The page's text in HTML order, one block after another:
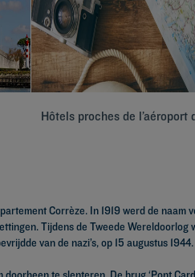
Hôtels proches de l’aéroport
Corrèze. In 1919 werd de naam
Tijdens de Tweede
van de nazi’s, op 15 augustus 1944.